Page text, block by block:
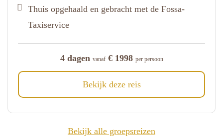
Thuis opgehaald en gebracht met de Fossa-
Taxiservice
4 dagen vanaf€ 1998 per persoon
Bekijk deze reis
Bekijk alle groepsreizen